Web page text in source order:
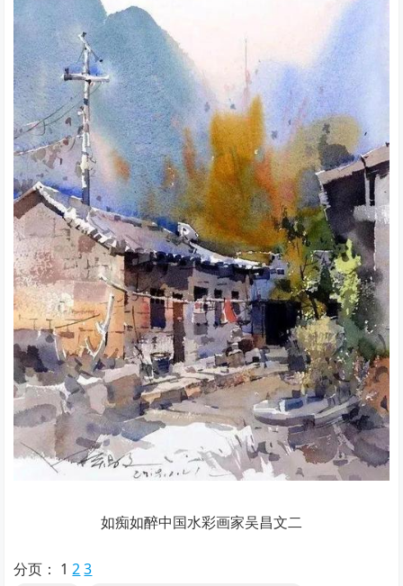
如痴如醉中国水彩画家吴昌文二
分页： 1 2 3